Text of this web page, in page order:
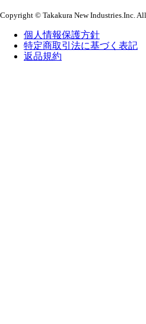
Copyright © Takakura New Industries.Inc.
個人情報保護方針
特定商取引法に基づく表記
返品規約